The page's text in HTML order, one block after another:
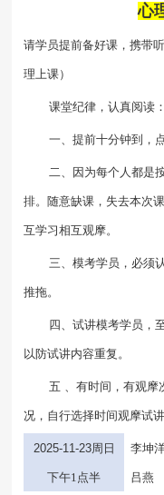
心
请学员提前备好课，携带
理上课）
课堂纪律，认真阅读
一、提前十分钟到，点
二、因为每个人都是按
排。随意缺课，失去本次
互学习相互观摩。
三、模考学员，必须认
推拖。
四、试讲模考学员，至
以防试讲内容重复。
五 、有时间，有观摩次
况，自行选择时间观摩试
2025-11-23周日 李坤
下午1点半 吕燕